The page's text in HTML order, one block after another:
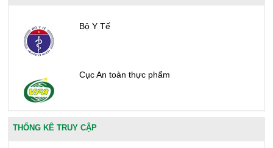
Bộ Y Tế
Cục An toàn thực phẩm
Văn phòng công nhận chất lượng
THỐNG KÊ TRUY CẬP